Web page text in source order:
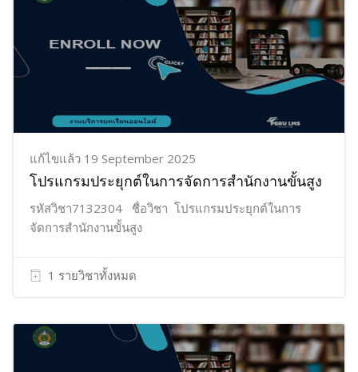
แก้ไขแล้ว 19 September 2025
โปรแกรมประยุกต์ในการจัดการสำนักงานขั้นสูง
รหัสวิชา7132304 ชื่อวิชา โปรแกรมประยุกต์ในการ
จัดการสำนักงานขั้นสูง
1 รายวิชาทั้งหมด